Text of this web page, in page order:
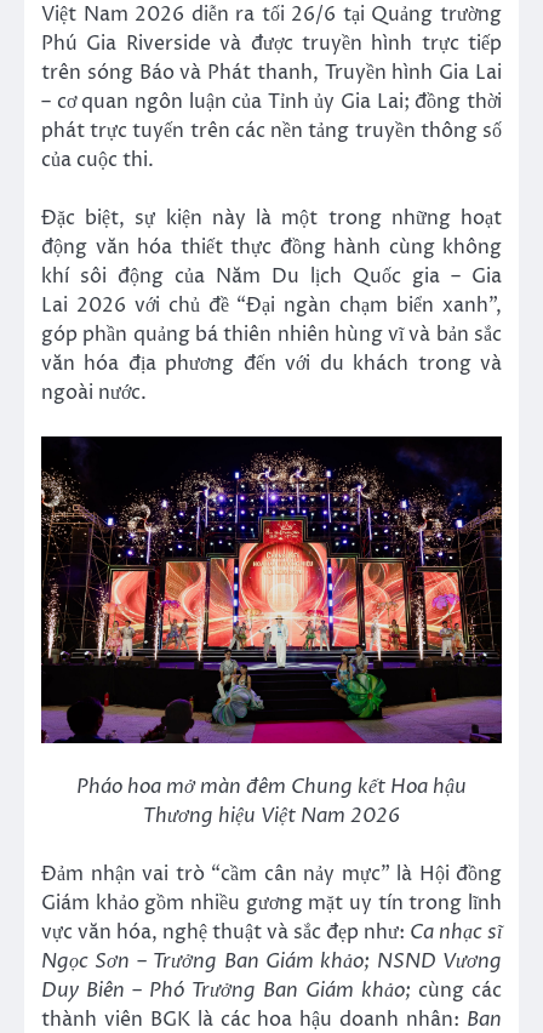
Việt Nam 2026 diễn ra tối 26/6 tại Quảng trường
Phú Gia Riverside và được truyền hình trực tiếp
trên sóng Báo và Phát thanh, Truyền hình Gia Lai
– cơ quan ngôn luận của Tỉnh ủy Gia Lai; đồng thời
phát trực tuyến trên các nền tảng truyền thông số
của cuộc thi.
Đặc biệt, sự kiện này là một trong những hoạt
động văn hóa thiết thực đồng hành cùng không
khí sôi động của Năm Du lịch Quốc gia – Gia
Lai 2026 với chủ đề “Đại ngàn chạm biển xanh”,
góp phần quảng bá thiên nhiên hùng vĩ và bản sắc
văn hóa địa phương đến với du khách trong và
ngoài nước.
Pháo hoa mở màn đêm Chung kết Hoa hậu
Thương hiệu Việt Nam 2026
Đảm nhận vai trò “cầm cân nảy mực” là Hội đồng
Giám khảo gồm nhiều gương mặt uy tín trong lĩnh
vực văn hóa, nghệ thuật và sắc đẹp như: Ca nhạc sĩ
Ngọc Sơn – Trưởng Ban Giám khảo; NSND Vương
Duy Biên – Phó Trưởng Ban Giám khảo; cùng các
thành viên BGK là các hoa hậu doanh nhân: Ban